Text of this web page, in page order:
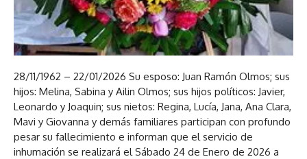
28/11/1962 – 22/01/2026 Su esposo: Juan Ramón Olmos; sus
hijos: Melina, Sabina y Ailin Olmos; sus hijos políticos: Javier,
Leonardo y Joaquin; sus nietos: Regina, Lucía, Jana, Ana Clara,
Mavi y Giovanna y demás familiares participan con profundo
pesar su fallecimiento e informan que el servicio de
inhumación se realizará el Sábado 24 de Enero de 2026 a